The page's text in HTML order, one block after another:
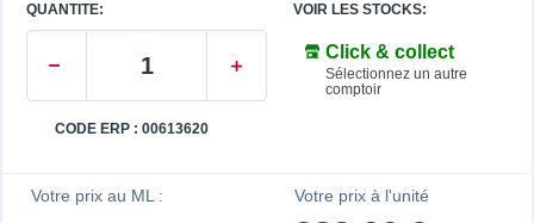
QUANTITE:
CODE ERP : 00613620
VOIR LES STOCKS:
Click & collect
Sélectionnez un autre
comptoir
Votre prix au ML : Votre prix à l'unité